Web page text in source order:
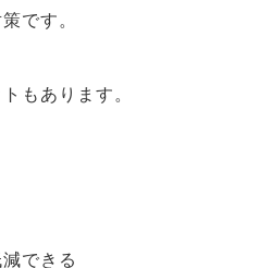
です。
もあります。
できる